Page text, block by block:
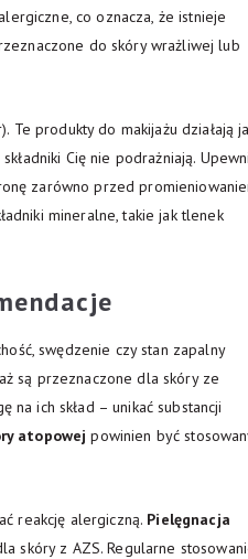
co oznacza, że istnieje
do skóry wrażliwej lub
Te produkty do makijażu działają
Cię nie podrażniają.
zarówno przed
mineralne, takie jak tlenek
swędzenie czy stan zapalny
są przeznaczone dla skóry ze
ich skład – unikać substancji
atopowej powinien być
reakcję alergiczną. Pielęgnacja
skóry z AZS. Regularne